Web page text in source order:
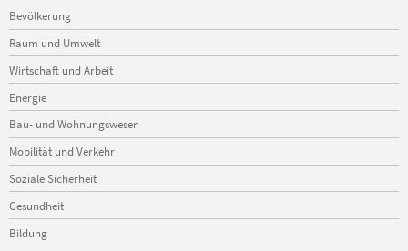
Navigation
überspringen
Bevölkerung
Raum und Umwelt
Wirtschaft und Arbeit
Energie
Bau- und Wohnungswesen
Mobilität und Verkehr
Soziale Sicherheit
Gesundheit
Bildung